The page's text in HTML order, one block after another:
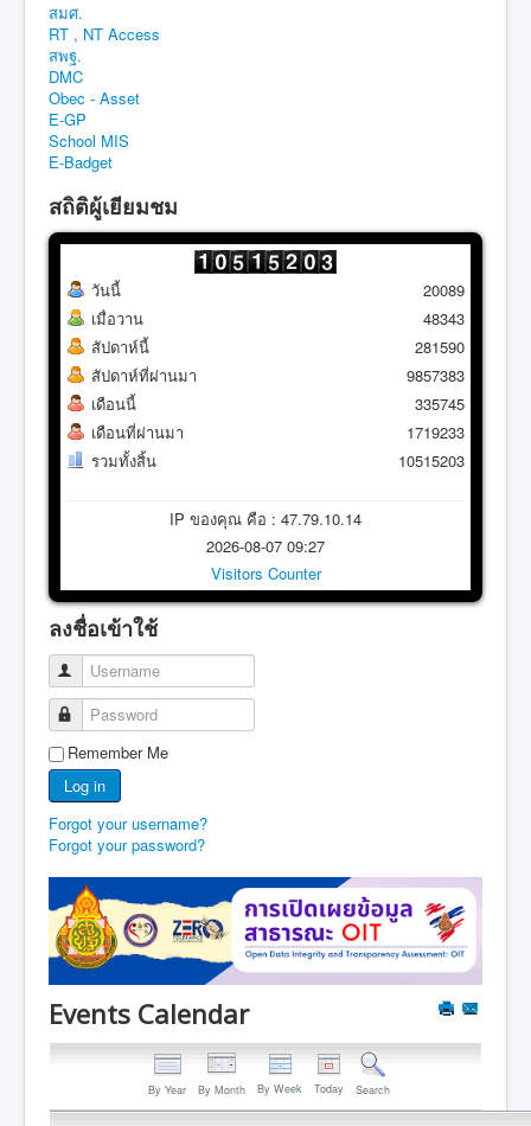
สมศ.
RT , NT Access
สพฐ.
DMC
Obec - Asset
E-GP
School MIS
E-Badget
สถิติผู้เยียมชม
วันนี้
เมื่อวาน
สัปดาห์นี้
สัปดาห์ที่ผ่านมา
เดือนนี้
เดือนที่ผ่านมา
รวมทั้งสิ้น
20089
48343
281590
9857383
335745
1719233
10515203
IP ของคุณ คือ : 47.79.10.14
2026-08-07 09:27
Visitors Counter
ลงชื่อเข้าใช้
Username
Password
Remember Me
Log in
Forgot your username?
Forgot your password?
Events Calendar
By Year By Month By Week Today Search